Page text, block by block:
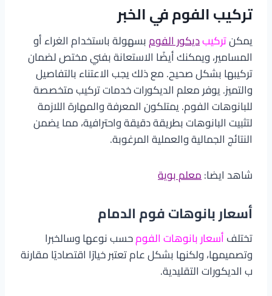
تركيب الفوم في الخبر
يمكنتركيبديكور الفومبسهولة باستخدام الغراء أو
المسامير، ويمكنك أيضًا الاستعانة بفني مختص لضمان
تركيبها بشكل صحيح. مع ذلك يجب الاعتناء بالتفاصيل
والتميز. يوفر معلم الديكورات خدمات تركيب متخصصة
للبانوهات الفوم. يمتلكون المعرفة والمهارة اللازمة
لتثبيت البانوهات بطريقة دقيقة واحترافية، مما يضمن
النتائج الجمالية والعملية المرغوبة.
شاهد ايضا:معلم بوية
أسعار بانوهات فوم الدمام
تختلفأسعار بانوهات الفومحسب نوعها وسالخبرا
وتصميمها، ولكنها بشكل عام تعتبر خيارًا اقتصاديًا مقارنة
ب الديكورات التقليدية.